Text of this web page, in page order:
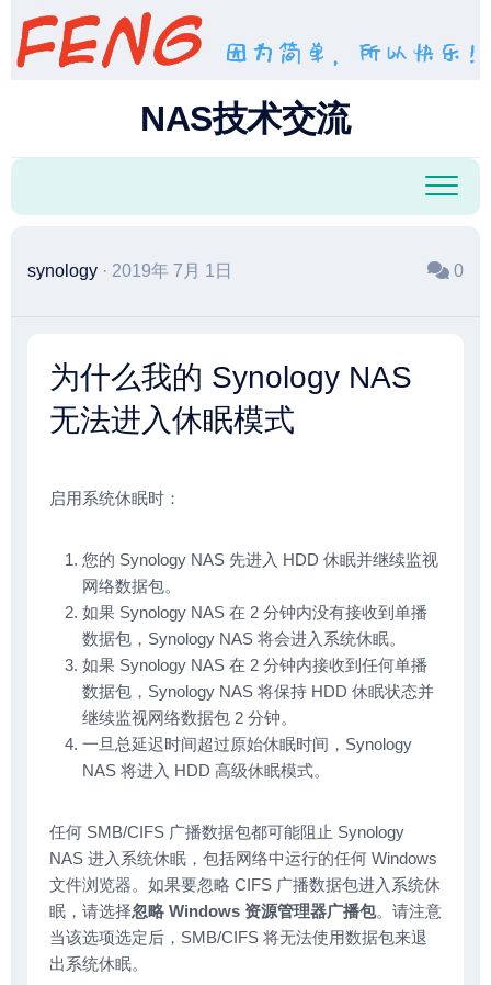
NAS技术交流
synology · 2019年 7月 1日 0
为什么我的 Synology NAS
无法进入休眠模式
启用系统休眠时：
您的 Synology NAS 先进入 HDD 休眠并继续监视
网络数据包。
如果 Synology NAS 在 2 分钟内没有接收到单播
数据包，Synology NAS 将会进入系统休眠。
如果 Synology NAS 在 2 分钟内接收到任何单播
数据包，Synology NAS 将保持 HDD 休眠状态并
继续监视网络数据包 2 分钟。
一旦总延迟时间超过原始休眠时间，Synology
NAS 将进入 HDD 高级休眠模式。
任何 SMB/CIFS 广播数据包都可能阻止 Synology
NAS 进入系统休眠，包括网络中运行的任何 Windows
文件浏览器。如果要忽略 CIFS 广播数据包进入系统休
眠，请选择忽略 Windows 资源管理器广播包。请注意
当该选项选定后，SMB/CIFS 将无法使用数据包来退
出系统休眠。